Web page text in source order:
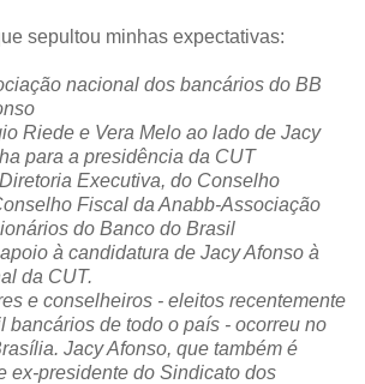
sepultou minhas expectativas:
nacional dos bancários do BB
Riede e Vera Melo ao lado de Jacy
para a presidência da CUT
Executiva, do Conselho
Fiscal da Anabb-Associação
do Banco do Brasil
à candidatura de Jacy Afonso à
da CUT.
e conselheiros - eleitos recentemente
bancários de todo o país - ocorreu no
Jacy Afonso, que também é
ex-presidente do Sindicato dos